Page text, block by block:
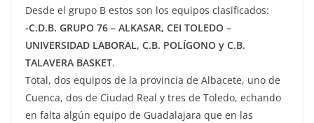
Desde el grupo B estos son los equipos clasificados:
-C.D.B. GRUPO 76 – ALKASAR, CEI TOLEDO –
UNIVERSIDAD LABORAL, C.B. POLÍGONO y C.B.
TALAVERA BASKET.
Total, dos equipos de la provincia de Albacete, uno de
Cuenca, dos de Ciudad Real y tres de Toledo, echando
en falta algún equipo de Guadalajara que en las